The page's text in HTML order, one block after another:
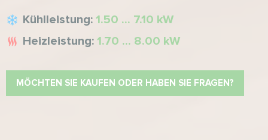
Kühlleistung: 1.50 ... 7.10 kW
Heizleistung: 1.70 ... 8.00 kW
MÖCHTEN SIE KAUFEN ODER HABEN SIE FRAGEN?